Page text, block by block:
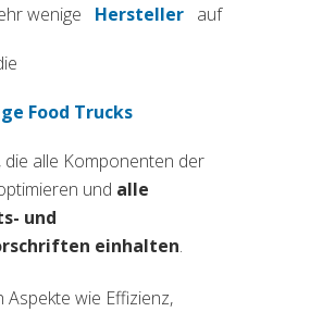
wenige Hersteller auf
Food Trucks
alle Komponenten der
und alle
und
einhalten.
Aspekte wie Effizienz,